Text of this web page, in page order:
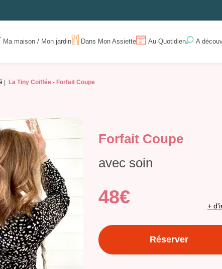
Ma maison / Mon jardin Dans Mon Assiette Au Quotidien A
La Tiny Coiffée - Forfait Coupe
Forfait Coupe
avec soin
48€ +
Réserver